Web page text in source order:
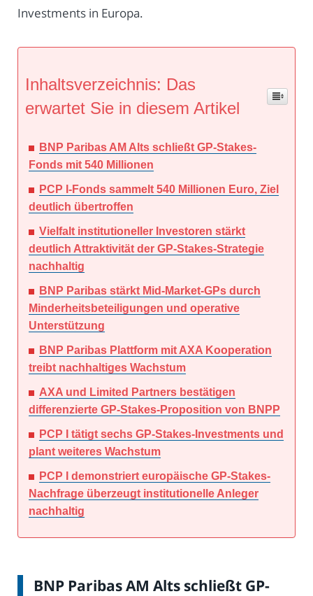
Investments in Europa.
Inhaltsverzeichnis: Das
erwartet Sie in diesem Artikel
BNP Paribas AM Alts schließt GP-Stakes-
Fonds mit 540 Millionen
PCP I-Fonds sammelt 540 Millionen Euro, Ziel
deutlich übertroffen
Vielfalt institutioneller Investoren stärkt
deutlich Attraktivität der GP-Stakes-Strategie
nachhaltig
BNP Paribas stärkt Mid-Market-GPs durch
Minderheitsbeteiligungen und operative
Unterstützung
BNP Paribas Plattform mit AXA Kooperation
treibt nachhaltiges Wachstum
AXA und Limited Partners bestätigen
differenzierte GP-Stakes-Proposition von BNPP
PCP I tätigt sechs GP-Stakes-Investments und
plant weiteres Wachstum
PCP I demonstriert europäische GP-Stakes-
Nachfrage überzeugt institutionelle Anleger
nachhaltig
BNP Paribas AM Alts schließt GP-